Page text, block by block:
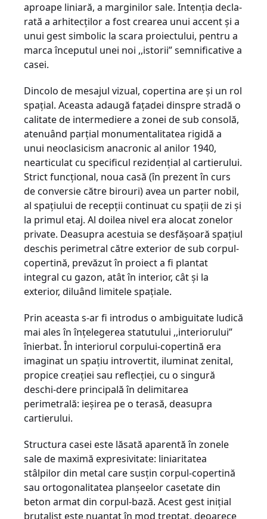
aproape liniară, a margini­lor sale. Intenţia de­cla­
rată a arhitecţilor a fost crearea unui accent şi a
unui gest simbolic la scara proiectului, pentru a
marca în­ceputul unei noi ,,isto­rii” semnificative a
ca­sei.
Dincolo de mesajul vizual, copertina are şi un rol
spaţial. Aceasta adaugă faţadei dinspre stradă o
calitate de intermediere a zonei de sub consolă,
atenuând parţial monumentalitatea rigidă a
unui neoclasicism anacronic al anilor 1940,
nearticulat cu specificul rezidenţial al cartierului.
Strict funcţional, noua casă (în prezent în curs
de conversie către birouri) avea un parter nobil,
al spaţiului de recepţii continuat cu spaţii de zi şi
la primul etaj. Al doilea nivel era alocat zonelor
private. Deasupra acestuia se desfăşoară spaţiul
deschis peri­metral către exterior de sub corpul-
copertină, prevăzut în proiect a fi plantat
integral cu gazon, atât în interior, cât şi la
exterior, diluând limitele spaţiale.
Prin aceasta s-ar fi introdus o ambiguitate ludică
mai ales în înţelegerea statutului ,,interiorului”
înierbat. În interiorul corpului-copertină era
imaginat un spaţiu introvertit, iluminat zenital,
propice creaţiei sau reflecţiei, cu o singură
deschi-dere principală în delimitarea
perimetrală: ieşirea pe o terasă, deasupra
cartierului.
Structura casei este lăsată aparentă în zo­ne­le
sale de maximă expresivitate: liniarita­tea
stâlpilor din metal care susţin corpul-copertină
sau ortogonalitatea planşeelor casetate din
beton armat din corpul-bază. Acest gest iniţial
brutalist este nu­an­ţat în mod treptat, deoarece